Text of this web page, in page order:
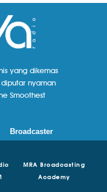
yang dikemas
nyaman
Smoothest
Broadcaster
MRA Broadcasting
Academy